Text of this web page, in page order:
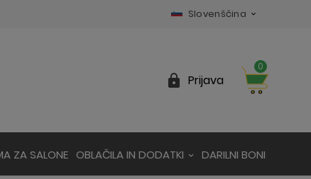
Slovenščina 
 Prijava
0
ZA SALONE OBLAČILA IN DODATKI DARILNI BONI